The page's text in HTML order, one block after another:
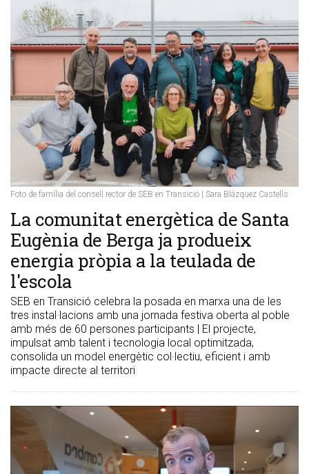
Foto de família del consell rector de SEB en Transició | Sara Blázquez Castells
La comunitat energètica de Santa
Eugènia de Berga ja produeix
energia pròpia a la teulada de
l'escola
SEB en Transició celebra la posada en marxa una de les
tres instal·lacions amb una jornada festiva oberta al poble
amb més de 60 persones participants | El projecte,
impulsat amb talent i tecnologia local optimitzada,
consolida un model energètic col·lectiu, eficient i amb
impacte directe al territori